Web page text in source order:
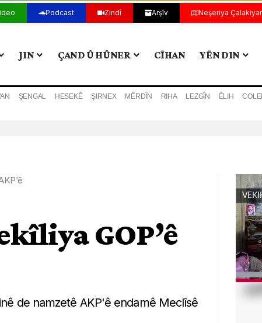
Podcast Zindî Arşîv Neşeriya
JIN ÇAND Û HÛNER CÎHAN YÊN DIN
ŞENGAL HESEKÊ ŞIRNEX MÊRDÎN RIHA LEZGÎN ÊLIH
GOP’ê
de namzetê AKP'ê endamê Meclîsê